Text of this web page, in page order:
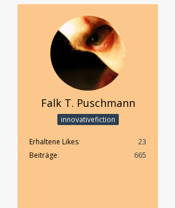
Falk T. Puschmann
innovativefiction
Erhaltene Likes
23
Beiträge
665